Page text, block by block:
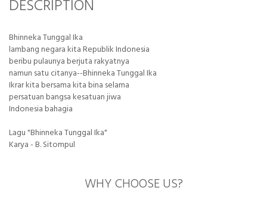
DESCRIPTION
Bhinneka Tunggal Ika
lambang negara kita Republik Indonesia
beribu pulaunya berjuta rakyatnya
namun satu citanya--Bhinneka Tunggal Ika
Ikrar kita bersama kita bina selama
persatuan bangsa kesatuan jiwa
Indonesia bahagia
Lagu "Bhinneka Tunggal Ika"
Karya - B. Sitompul
WHY CHOOSE US?